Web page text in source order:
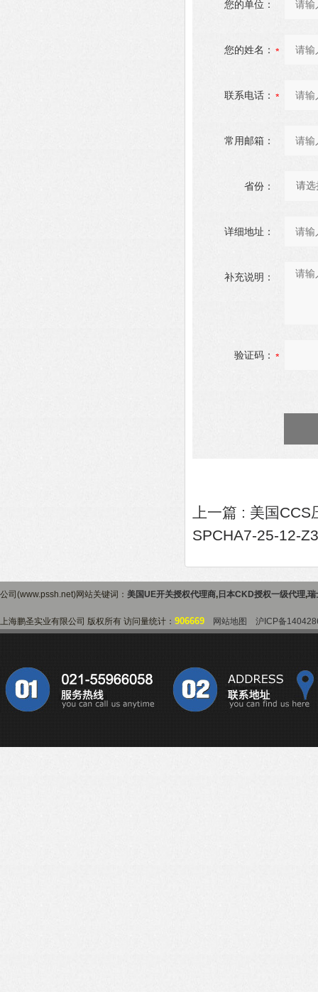
您的单位：
您的姓名：
联系电话：
常用邮箱：
省份：
详细地址：
补充说明：
验证码：
上一篇 : 美国CCS
SPCHA7-25-12-
公司(www.pssh.net)网站关键词： 美国UE开关授权代理商, 日本CKD授权一级代理,瑞
上海鹏圣实业有限公司 版权所有 访问量统计： 906669 网站地图 沪ICP备